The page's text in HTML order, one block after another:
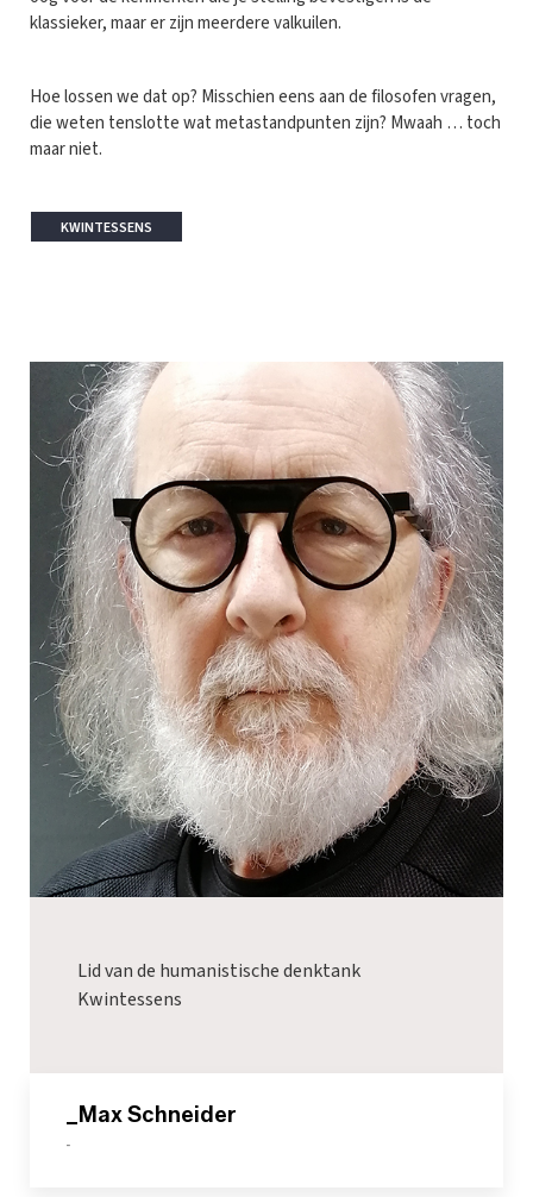
klassieker, maar er zijn meerdere valkuilen.
Hoe lossen we dat op? Misschien eens aan de filosofen vragen,
die weten tenslotte wat metastandpunten zijn? Mwaah … toch
maar niet.
KWINTESSENS
Lid van de humanistische denktank
Kwintessens
_Max Schneider
-